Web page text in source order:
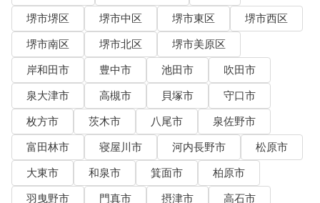
堺市堺区
堺市中区 堺市東区
堺市西区
堺市南区
堺市北区
堺市美原区
岸和田市
豊中市 池田市
吹田市
泉大津市
高槻市 貝塚市
守口市
枚方市
茨木市 八尾市
泉佐野市
富田林市
寝屋川市 河内長野市
松原市
大東市
和泉市 箕面市
柏原市
羽曳野市
門真市 摂津市
高石市